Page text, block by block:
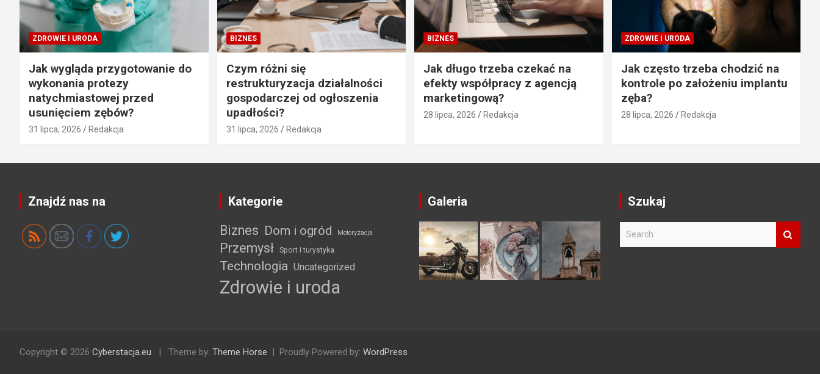
ZDROWIE I URODA
Jak wygląda przygotowanie do
wykonania protezy
natychmiastowej przed
usunięciem zębów?
31 lipca, 2026 Redakcja
BIZNES
Czym różni się
restrukturyzacja działalności
gospodarczej od ogłoszenia
upadłości?
31 lipca, 2026 Redakcja
BIZNES
Jak długo trzeba czekać na
efekty współpracy z agencją
marketingową?
28 lipca, 2026 Redakcja
ZDROWIE I URODA
Jak często trzeba chodzić na
kontrole po założeniu implantu
zęba?
28 lipca, 2026 Redakcja
Znajdź nas na Kategorie
Biznes Dom i ogród Motoryzacja
Przemysł Sport i turystyka
Technologia Uncategorized
Zdrowie i uroda
Galeria Szukaj
Copyright © 2026 Cyberstacja.eu Theme by: Theme Horse Proudly Powered by: WordPress